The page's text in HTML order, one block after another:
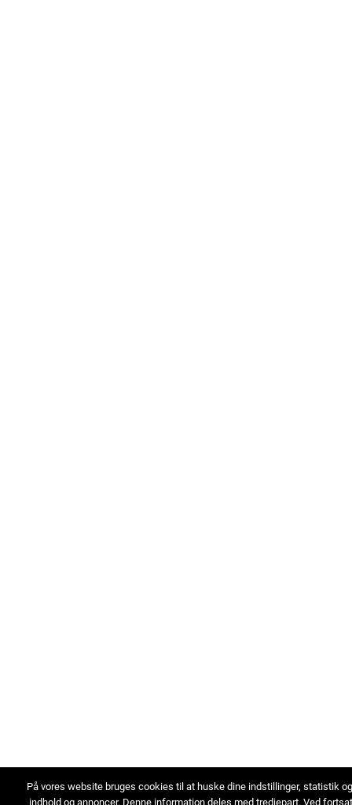
På vores website bruges cookies til at huske dine indstillinger, statistik
indhold og annoncer. Denne information deles med tredjepart. Ved